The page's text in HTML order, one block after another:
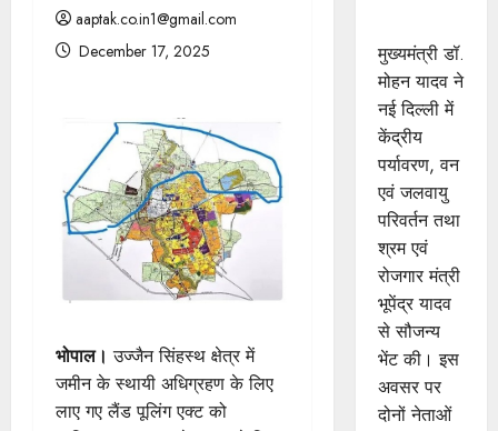
aaptak.co.in1@gmail.com
December 17, 2025
भोपाल। उज्जैन सिंहस्थ क्षेत्र में
जमीन के स्थायी अधिग्रहण के लिए
लाए गए लैंड पूलिंग एक्ट को
मुख्यमंत्री डॉ.
मोहन यादव ने
नई दिल्ली में
केंद्रीय
पर्यावरण, वन
एवं जलवायु
परिवर्तन तथा
श्रम एवं
रोजगार मंत्री
भूपेंद्र यादव
से सौजन्य
भेंट की। इस
अवसर पर
दोनों नेताओं